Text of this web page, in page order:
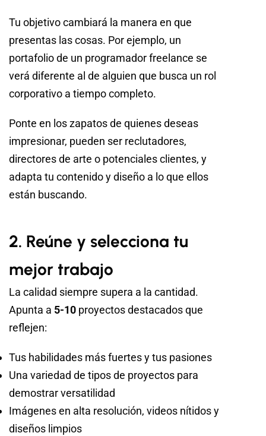
Tu objetivo cambiará la manera en que
presentas las cosas. Por ejemplo, un
portafolio de un programador freelance se
verá diferente al de alguien que busca un rol
corporativo a tiempo completo.
Ponte en los zapatos de quienes deseas
impresionar, pueden ser reclutadores,
directores de arte o potenciales clientes, y
adapta tu contenido y diseño a lo que ellos
están buscando.
2. Reúne y selecciona tu
mejor trabajo
La calidad siempre supera a la cantidad.
Apunta a 5-10 proyectos destacados que
reflejen:
Tus habilidades más fuertes y tus pasiones
Una variedad de tipos de proyectos para
demostrar versatilidad
Imágenes en alta resolución, videos nítidos y
diseños limpios